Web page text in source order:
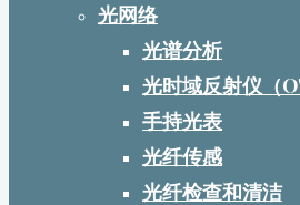
光网络
光谱分析
光时域反射仪（
手持光表
光纤传感
光纤检查和清洁